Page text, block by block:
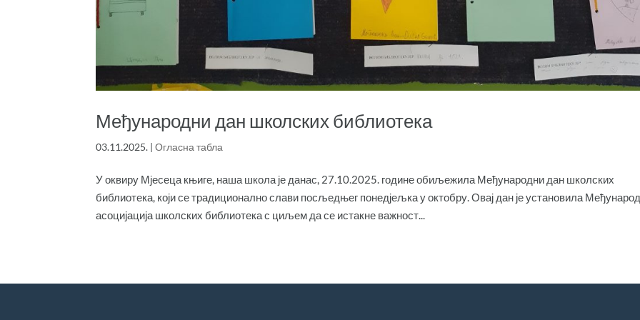
Међународни дан школских библиотека
03.11.2025. |Огласна табла
У оквиру Мјесеца књиге, наша школа је данас, 27.10.2025. године обиљежила Међународни дан школских
библиотека, који се традиционално слави посљедњег понедјељка у октобру. Овај дан је установила
асоцијација школских библиотека с циљем да се истакне важност...